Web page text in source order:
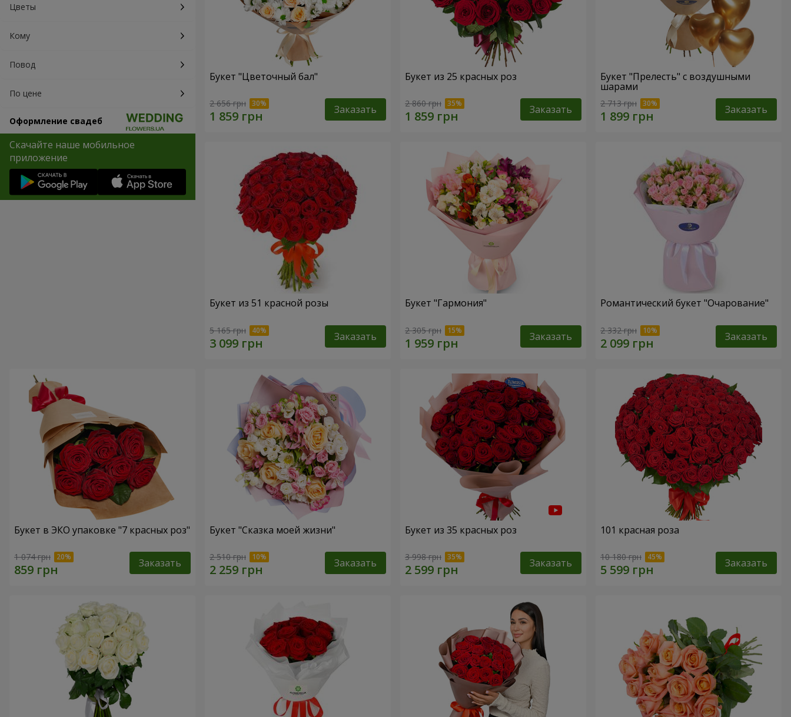
Цветы
Кому
Повод
По цене
Оформление свадеб
Скачайте наше мобильное
приложение
Букет "Цветочный бал"
2 656 грн Заказать
Букет из 25 красных роз
2 860 грн Заказать
Букет "Прелесть" с воздушными
шарами
2 713 грн Заказать
Букет из 51 красной розы
5 165 грн Заказать
Букет "Гармония"
2 305 грн Заказать
Романтический букет "Очарование"
2 332 грн Заказать
Букет в ЭКО упаковке "7 красных роз"
1 074 грн Заказать
Букет "Сказка моей жизни"
2 510 грн Заказать
Букет из 35 красных роз
3 998 грн Заказать
101 красная роза
10 180 грн Заказать